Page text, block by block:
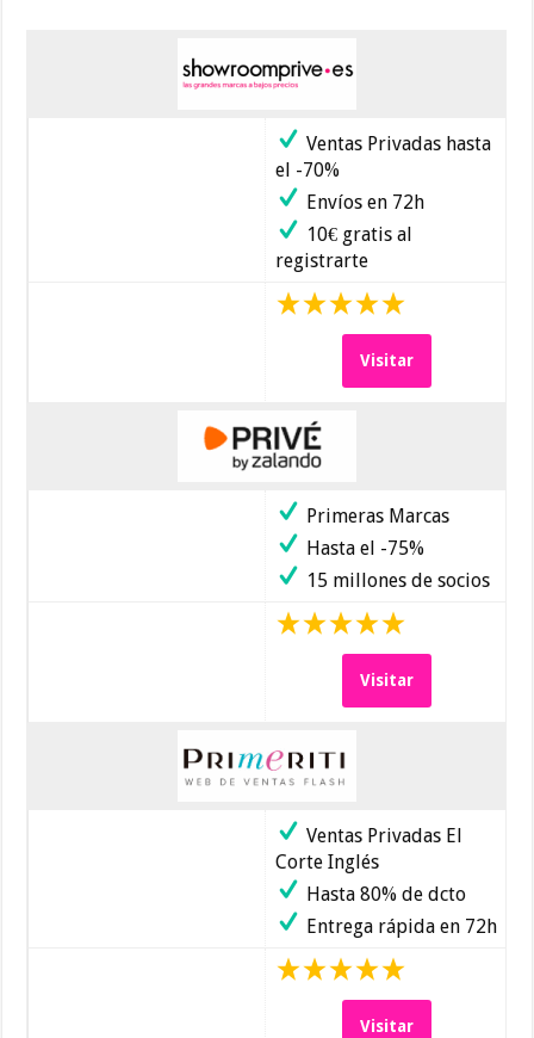
Ventas Privadas hasta
el -70%
Envíos en 72h
10€ gratis al
registrarte
Visitar
Primeras Marcas
Hasta el -75%
15 millones de socios
Visitar
Ventas Privadas El
Corte Inglés
Hasta 80% de dcto
Entrega rápida en 72h
Visitar